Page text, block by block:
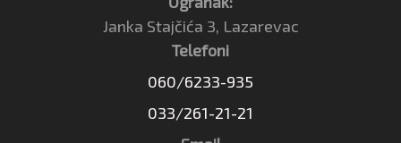
Janka Stajčića 3, Lazarevac
Telefoni
060/6233-935
033/261-21-21